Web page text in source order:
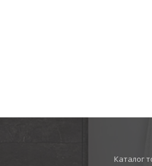
Каталог